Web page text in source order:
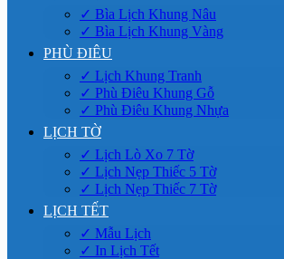
✓ Bìa Lịch Khung Nâu
✓ Bìa Lịch Khung Vàng
PHÙ ĐIÊU
✓ Lịch Khung Tranh
✓ Phù Điêu Khung Gỗ
✓ Phù Điêu Khung Nhựa
LỊCH TỜ
✓ Lịch Lò Xo 7 Tờ
✓ Lịch Nẹp Thiếc 5 Tờ
✓ Lịch Nẹp Thiếc 7 Tờ
LỊCH TẾT
✓ Mẫu Lịch
✓ In Lịch Tết